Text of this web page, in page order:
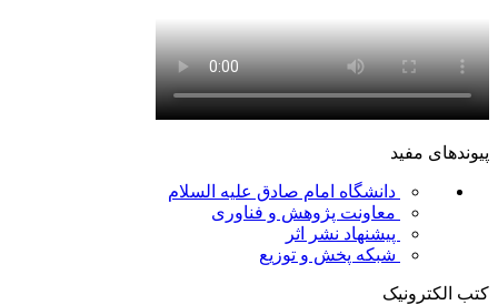
پیوندهای مفید
دانشگاه امام صادق علیه السلام
معاونت پژوهش و فناوری
پیشنهاد نشر اثر
شبکه پخش و توزیع
کتب الکترونیک